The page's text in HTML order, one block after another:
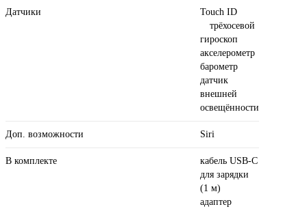
Датчики
Touch ID
трёхосевой
гироскоп
акселерометр
барометр
датчик
внешней
освещённости
Доп. возможности Siri
В комплекте
кабель USB‑C
для зарядки
(1 м)
адаптер